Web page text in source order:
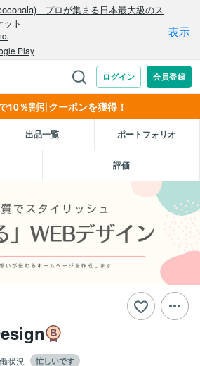
10％割引クーポンを獲得！
出品一覧 ポートフォリオ
評価
状況 忙しいです